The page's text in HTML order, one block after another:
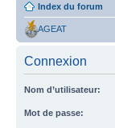
Index du forum
AGEAT
Connexion
Nom d’utilisateur:
Mot de passe: